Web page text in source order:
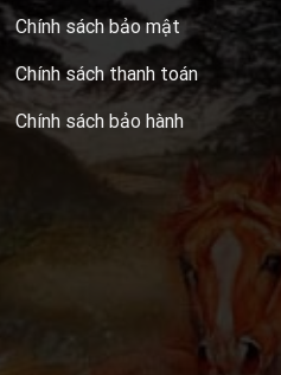
Chính sách bảo mật
Chính sách thanh toán
Chính sách bảo hành